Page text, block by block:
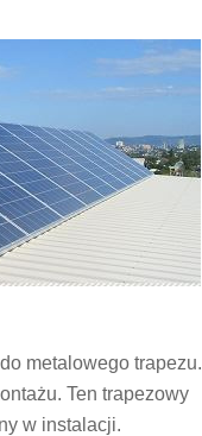
metalowego trapezu.
Ten trapezowy
w instalacji.